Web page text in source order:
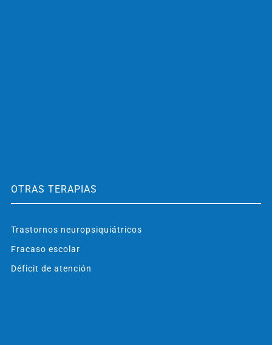
OTRAS TERAPIAS
Trastornos neuropsiquiátricos
Fracaso escolar
Déficit de atención